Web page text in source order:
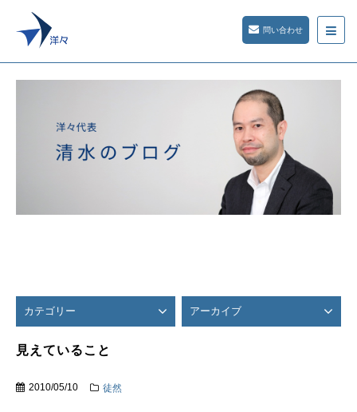
問い合わせ
カテゴリー アーカイブ
見えていること
2010/05/10 徒然